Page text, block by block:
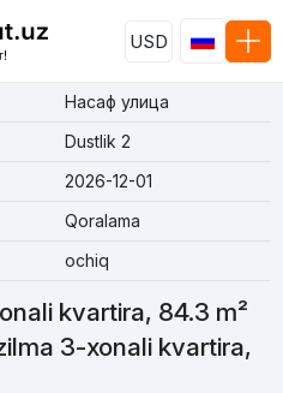
USD
Насаф улица
Dustlik 2
2026-12-01
Qoralama
ochiq
kvartira, 84.3 m²
3-xonali kvartira,